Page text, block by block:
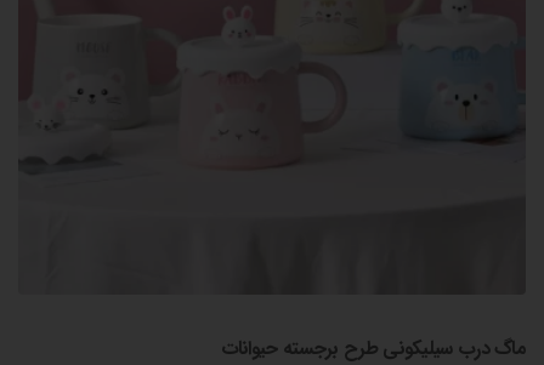
ماگ درب سیلیکونی طرح برجسته حیوانات